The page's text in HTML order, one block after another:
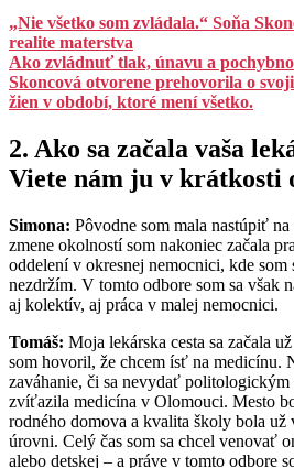
„Nie všetko som zvládala.“ Soňa
realite materstva
Ako zvládnuť tlak, únavu a
Skoncová otvorene prehovorila o
žien v období, ktoré mení všetko.
2. Ako sa začala vaša
Viete nám ju v krátkosti
Simona: Pôvodne som mala nastúpiť
zmene okolností som nakoniec začala
oddelení v okresnej nemocnici, kde som
nezdržím. V tomto odbore som sa však
aj kolektív, aj práca v malej nemocnici.
Tomáš: Moja lekárska cesta sa začala
som hovoril, že chcem ísť na medicínu.
zaváhanie, či sa nevydať politologickým
zvíťazila medicína v Olomouci. Mesto
rodného domova a kvalita školy bola
úrovni. Celý čas som sa chcel venovať
alebo detskej – a práve v tomto odbore